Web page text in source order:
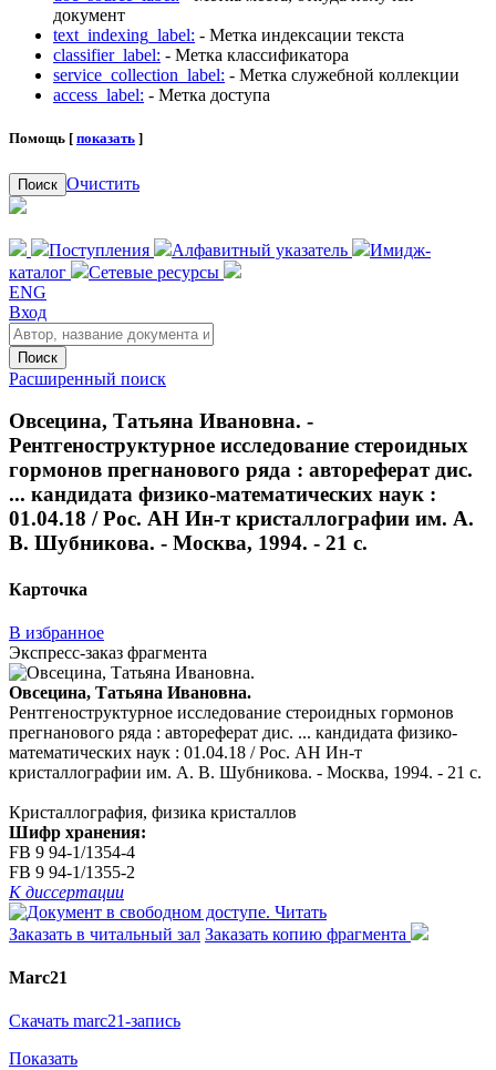
документ
text_indexing_label: - Метка индексации текста
classifier_label: - Метка классификатора
service_collection_label: - Метка служебной коллекции
access_label: - Метка доступа
Помощь [ показать ]
Поиск Очистить
Поступления Алфавитный указатель
Имидж-
каталог
Сетевые ресурсы
ENG
Вход
Поиск
Расширенный поиск
Овсецина, Татьяна Ивановна. -
Рентгеноструктурное исследование стероидных
гормонов прегнанового ряда : автореферат дис.
... кандидата физико-математических наук :
01.04.18 / Рос. АН Ин-т кристаллографии им. А.
В. Шубникова. - Москва, 1994. - 21 с.
Карточка
В избранное
Экспресс-заказ фрагмента
Овсецина, Татьяна Ивановна.
Рентгеноструктурное исследование стероидных гормонов
прегнанового ряда : автореферат дис. ... кандидата физико-
математических наук : 01.04.18 / Рос. АН Ин-т
кристаллографии им. А. В. Шубникова. - Москва, 1994. - 21 с.
Кристаллография, физика кристаллов
Шифр хранения:
FB 9 94-1/1354-4
FB 9 94-1/1355-2
К диссертации
Читать
Заказать в читальный зал Заказать копию фрагмента
Marc21
Скачать marc21-запись
Показать